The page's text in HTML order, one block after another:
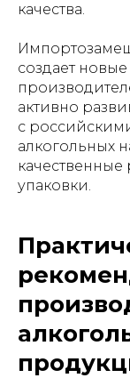
качества.
создает
активно
с
алкогольных
упаковки.